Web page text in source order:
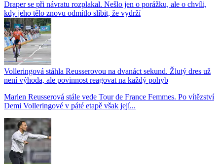
Draper se při návratu rozplakal. Nešlo jen o porážku, ale o chvíli,
kdy jeho tělo znovu odmítlo slíbit, že vydrží
Volleringová stáhla Reusserovou na dvanáct sekund. Žlutý dres už
není výhoda, ale povinnost reagovat na každý pohyb
Marlen Reusserová stále vede Tour de France Femmes. Po vítězství
Demi Volleringové v páté etapě však její...